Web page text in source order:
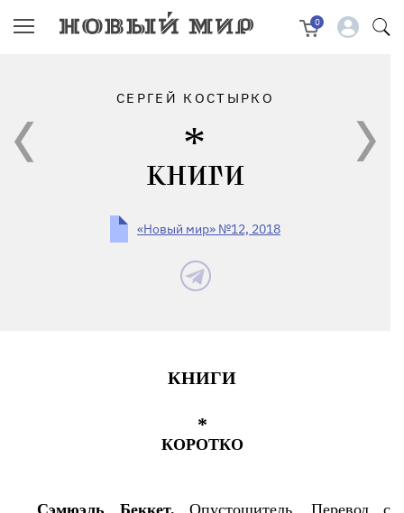
0
СЕРГЕЙ КОСТЫРКО
КНИГИ
«Новый мир» №12, 2018
КНИГИ
*
КОРОТКО
Сэмюэль Беккет. Опустошитель. Перевод с